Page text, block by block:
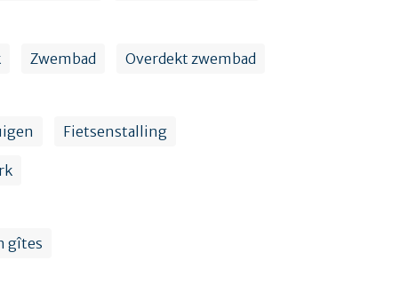
Zwembad Overdekt zwembad
Fietsenstalling
gîtes